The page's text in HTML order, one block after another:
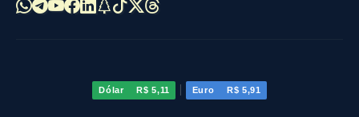
Dólar R$ 5,11 Euro R$ 5,91